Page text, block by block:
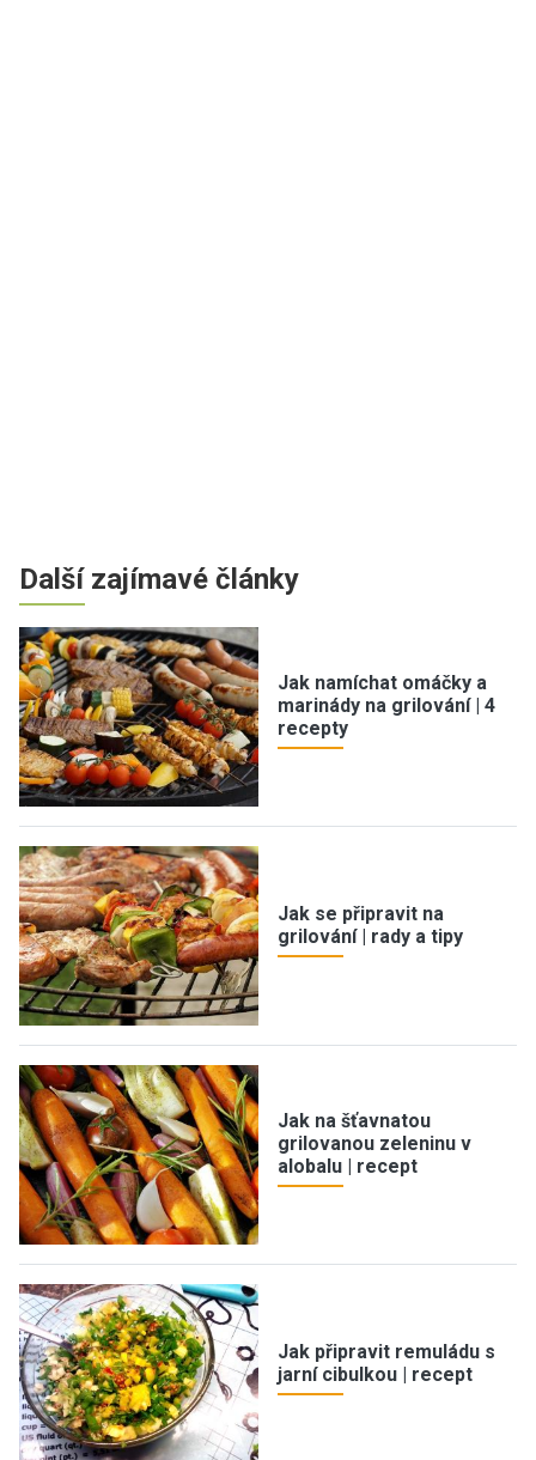
Další zajímavé články
Jak namíchat omáčky a
marinády na grilování | 4
recepty
Jak se připravit na
grilování | rady a tipy
Jak na šťavnatou
grilovanou zeleninu v
alobalu | recept
Jak připravit remuládu s
jarní cibulkou | recept